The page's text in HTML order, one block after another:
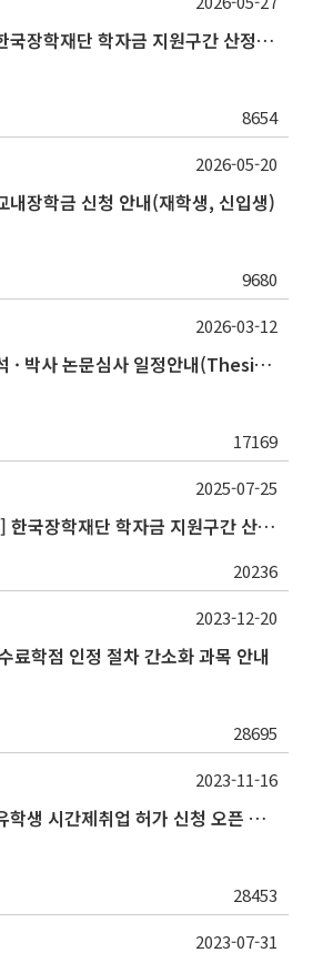
2026학년도 2학기 한국장학재단 학자금 지원구간 산정 신청 안내
8654
내장학금 신청 안내(재학생, 신입생)
9680
2026-05-20
2026학년도 1학기 석 · 박사 논문심사 일정안내(Thesis Defense Schedules)
17169
2026-03-12
[장학금 신청자 필독] 한국장학재단 학자금 지원구간 산정 권고
20236
2025-07-25
료학점 인정 절차 간소화 과목 안내
28695
2023-12-20
학생정보시스템 내 유학생 시간제취업 허가 신청 오픈 안내
28453
2023-11-16
2023-07-31